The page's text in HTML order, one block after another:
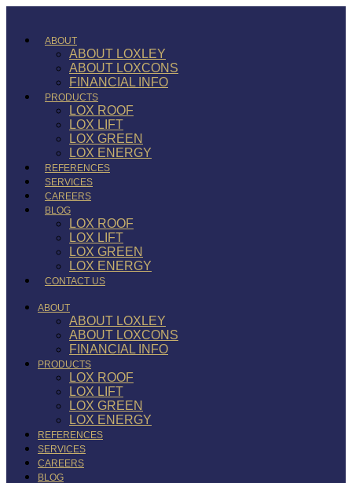
ABOUT
ABOUT LOXLEY
ABOUT LOXCONS
FINANCIAL INFO
PRODUCTS
LOX ROOF
LOX LIFT
LOX GREEN
LOX ENERGY
REFERENCES
SERVICES
CAREERS
BLOG
LOX ROOF
LOX LIFT
LOX GREEN
LOX ENERGY
CONTACT US
ABOUT
ABOUT LOXLEY
ABOUT LOXCONS
FINANCIAL INFO
PRODUCTS
LOX ROOF
LOX LIFT
LOX GREEN
LOX ENERGY
REFERENCES
SERVICES
CAREERS
BLOG